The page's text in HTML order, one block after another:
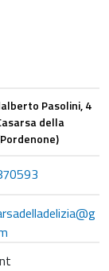
Pasolini, 4
della